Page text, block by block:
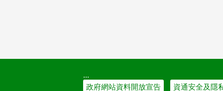
:::
政府網站資料開放宣告
資通安全及隱